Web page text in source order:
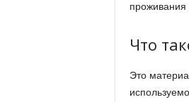
проживания
Что
Это